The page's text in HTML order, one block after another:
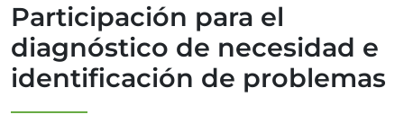
Participación para el
diagnóstico de necesidad e
identificación de problemas